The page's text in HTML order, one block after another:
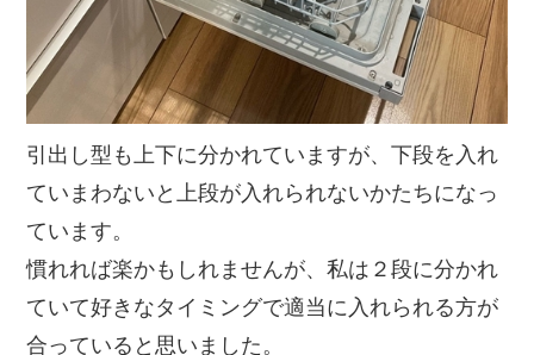
引出し型も上下に分かれていますが、下段を入れ
ていまわないと上段が入れられないかたちになっ
ています。
慣れれば楽かもしれませんが、私は２段に分かれ
ていて好きなタイミングで適当に入れられる方が
合っていると思いました。